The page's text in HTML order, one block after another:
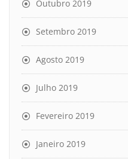
Outubro 2019
Setembro 2019
Agosto 2019
Julho 2019
Fevereiro 2019
Janeiro 2019